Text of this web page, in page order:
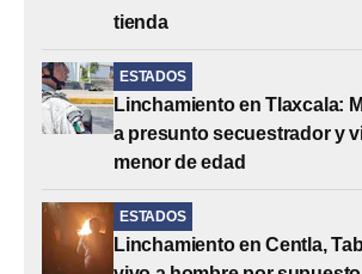
tienda
ESTADOS
Linchamiento en Tlaxcala:
a presunto secuestrador y
menor de edad
ESTADOS
Linchamiento en Centla,